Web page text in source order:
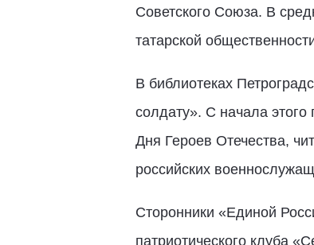
Советского Союза. В
татарской
В библиотеках
солдату». С начала
Дня Героев Отечества,
российских
Сторонники «Единой
патриотического клуба